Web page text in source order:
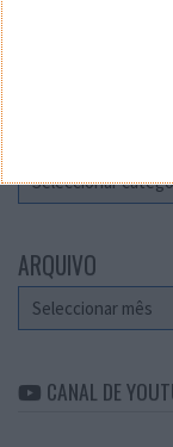
ARQUIVO
Arquivo
CANAL DE